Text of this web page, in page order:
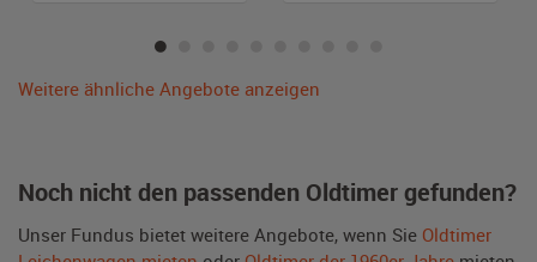
Weitere ähnliche Angebote anzeigen
Noch nicht den passenden Oldtimer gefunden?
Unser Fundus bietet weitere Angebote, wenn Sie Oldtimer